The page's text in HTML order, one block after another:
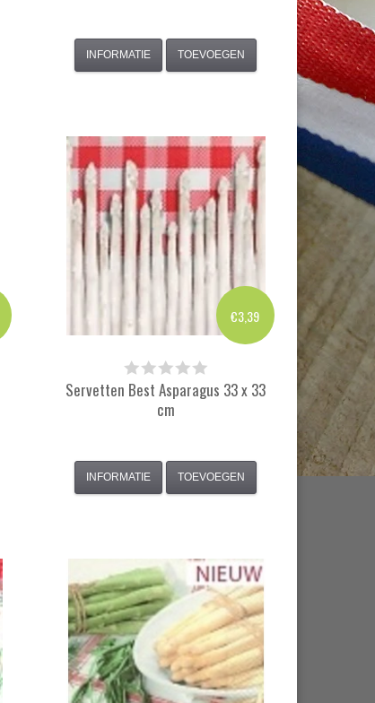
INFORMATIE TOEVOEGEN
€3,39
Servetten Best Asparagus 33 x 33
cm
INFORMATIE TOEVOEGEN